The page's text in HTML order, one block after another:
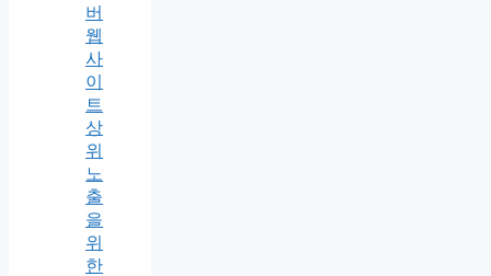
버
웹
사
이
트
상
위
노
출
을
위
한